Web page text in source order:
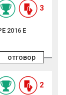
3
2016 Е
отговор
2